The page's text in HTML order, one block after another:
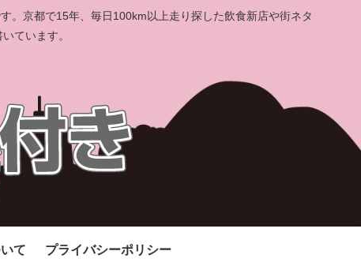
。京都で15年、毎日100km以上走り探した飲食新店や街ネタ
ています。
て プライバシーポリシー